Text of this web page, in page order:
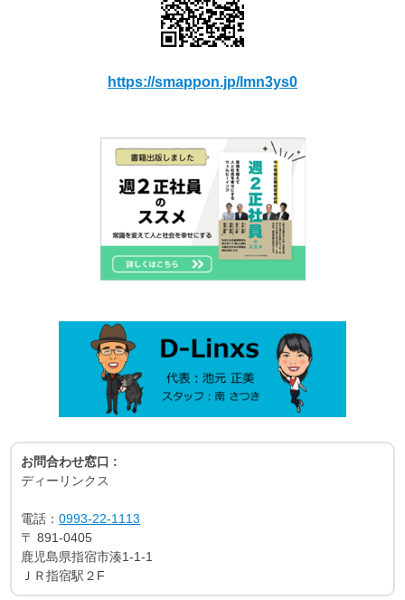
https://smappon.jp/lmn3ys0
お問合わせ窓口 :
ディーリンクス
電話：0993-22-1113
〒891-0405
鹿児島県指宿市湊1-1-1
ＪＲ指宿駅２F